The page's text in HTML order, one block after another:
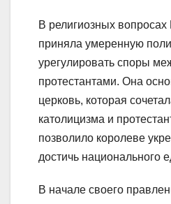
В религиозных вопросах
приняла умеренную
урегулировать споры
протестантами. Она
церковь, которая
католицизма и
позволило королеве
достичь национального
В начале своего